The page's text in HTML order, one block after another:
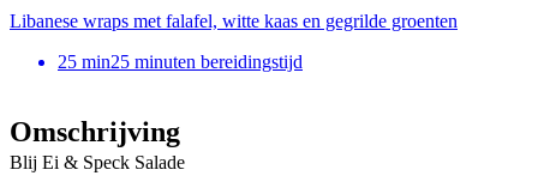
Libanese wraps met falafel, witte kaas en gegrilde groenten
25 min25 minuten bereidingstijd
Omschrijving
Blij Ei & Speck Salade